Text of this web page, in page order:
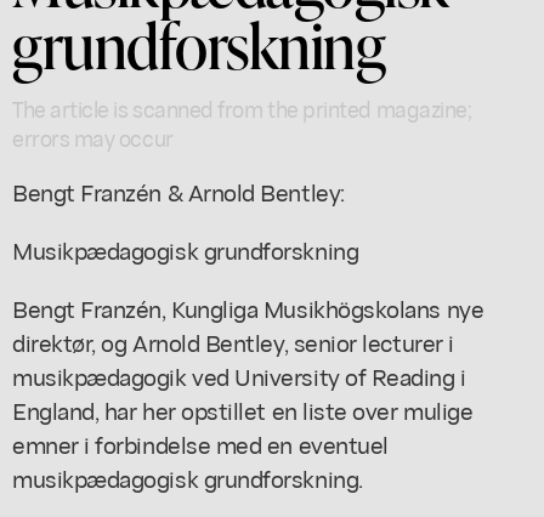
grundforskning
The article is scanned from the printed magazine;
errors may occur
Bengt Franzén & Arnold Bentley:
Musikpædagogisk grundforskning
Bengt Franzén, Kungliga Musikhögskolans nye
direktør, og Arnold Bentley, senior lecturer i
musikpædagogik ved University of Reading i
England, har her opstillet en liste over mulige
emner i forbindelse med en eventuel
musikpædagogisk grundforskning.